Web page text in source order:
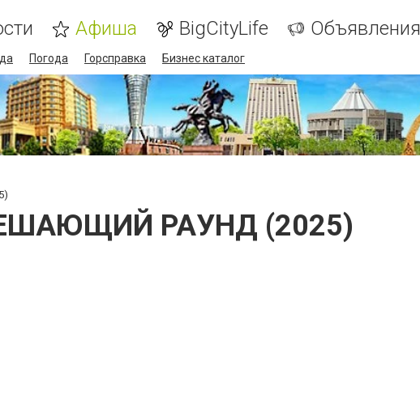
Афиша BigCityLife Объявления
Погода Горсправка Бизнес каталог
РАУНД (2025)